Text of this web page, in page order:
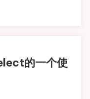
的一个使